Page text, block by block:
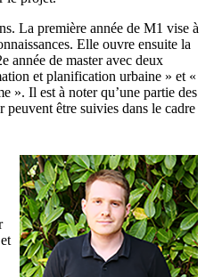
La première année de M1 vise à
Elle ouvre ensuite la
année de master avec deux
et planification urbaine » et «
». Il est à noter qu’une partie des
peuvent être suivies dans le cadre